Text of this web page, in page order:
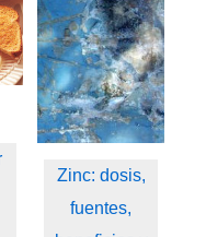
Zinc: dosis,
fuentes,